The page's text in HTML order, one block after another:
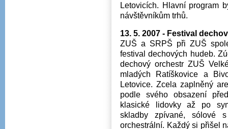
Letovicích. Hlavní program
návštěvníkům trhů.
13. 5. 2007 - Festival
ZUŠ a SRPŠ při ZUŠ
festival dechových hudeb.
dechový orchestr ZUŠ
mladých Ratíškovice a
Letovice. Zcela zaplněný
podle svého obsazení
klasické lidovky až po
skladby zpívané, sólové
orchestrální. Každý si přišel